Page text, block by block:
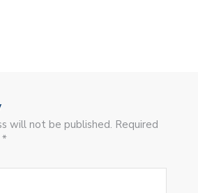
will not be published. Required
*